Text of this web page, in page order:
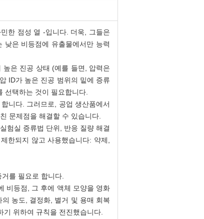
한 점성 열 -입니다. 더욱, 그들은
은 비등점에 유출물에서만 능력
은 진공 상태 (예를 들면, 압력은
ID가 높은 진공 범위의 밑에 증류
선택하는 것이 필요합니다.
니다. 그러므로, 공업 생산품에서
문제점을 해결할 수 있습니다.
험실 증류법 단위, 반응 질량 해결
한되지 않고 사용했습니다: 약제,
를 필요로 합니다.
비등점, 그 후에 액체 모양을 영화
농도, 결정화, 별거 및 용매 회복
위하여 규칙을 전진했습니다.